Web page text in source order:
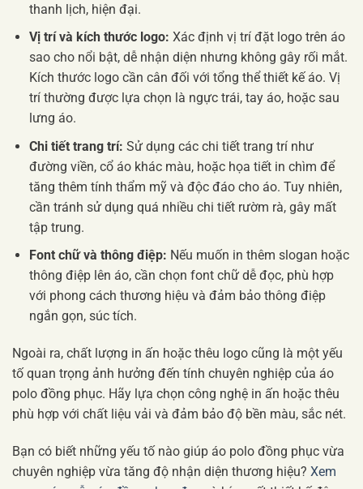
thanh lịch, hiện đại.
Vị trí và kích thước logo: Xác định vị trí đặt logo trên áo
sao cho nổi bật, dễ nhận diện nhưng không gây rối mắt.
Kích thước logo cần cân đối với tổng thể thiết kế áo. Vị
trí thường được lựa chọn là ngực trái, tay áo, hoặc sau
lưng áo.
Chi tiết trang trí: Sử dụng các chi tiết trang trí như
đường viền, cổ áo khác màu, hoặc họa tiết in chìm để
tăng thêm tính thẩm mỹ và độc đáo cho áo. Tuy nhiên,
cần tránh sử dụng quá nhiều chi tiết rườm rà, gây mất
tập trung.
Font chữ và thông điệp: Nếu muốn in thêm slogan hoặc
thông điệp lên áo, cần chọn font chữ dễ đọc, phù hợp
với phong cách thương hiệu và đảm bảo thông điệp
ngắn gọn, súc tích.
Ngoài ra, chất lượng in ấn hoặc thêu logo cũng là một yếu
tố quan trọng ảnh hưởng đến tính chuyên nghiệp của áo
polo đồng phục. Hãy lựa chọn công nghệ in ấn hoặc thêu
phù hợp với chất liệu vải và đảm bảo độ bền màu, sắc nét.
Bạn có biết những yếu tố nào giúp áo polo đồng phục vừa
chuyên nghiệp vừa tăng độ nhận diện thương hiệu? Xem